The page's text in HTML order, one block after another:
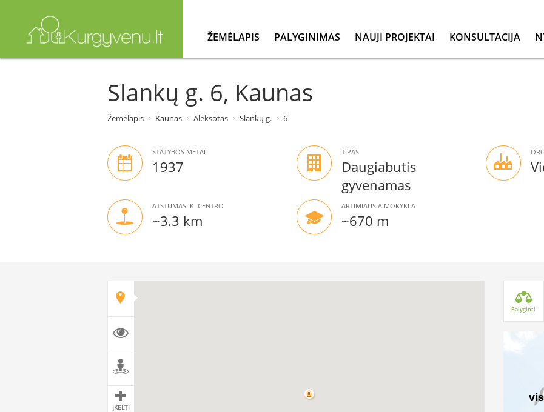
ŽEMĖLAPIS PALYGINIMAS NAUJI PROJEKTAI KONSULTACIJA
Slankų g. 6, Kaunas
Žemėlapis Kaunas Aleksotas Slankų g. 6
STATYBOS METAI
1937
TIPAS
Daugiabutis
gyvenamas
ATSTUMAS IKI CENTRO
~3.3 km
ARTIMIAUSIA MOKYKLA
~670 m
ĮKELTI
Palyginti